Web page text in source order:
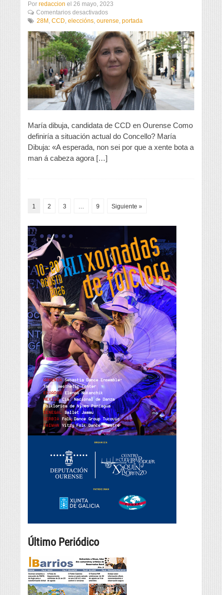
Por redaccion el 26 mayo, 2023
Comentarios desactivadosen
«Estamos
ao
que
beneficie
á
cidade»
28M , CCD, eleccións, ourense, portada
María dibuja, candidata de CCD en Ourense Como
definiría a situación actual do Concello? María
Dibuja: «A esperada, non sei por que a xente bota a
man á cabeza agora […]
1 2 3 … 9 Siguiente »
Último Periódico